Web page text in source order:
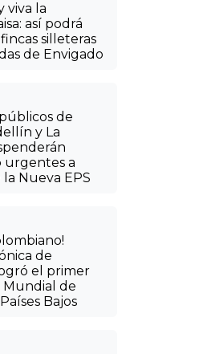
viva la
así podrá
fincas silleteras
de Envigado
de
y La
urgentes a
Nueva EPS
de
el primer
Mundial de
Bajos